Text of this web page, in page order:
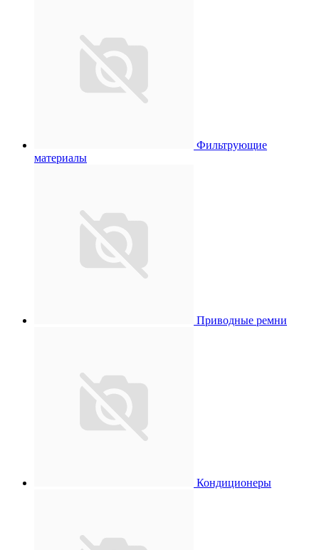
Фильтрующие
материалы
Приводные ремни
Кондиционеры